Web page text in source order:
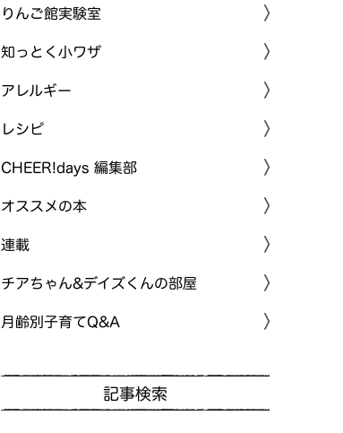
りんご館実験室
知っとく小ワザ
アレルギー
レシピ
CHEER!days 編集部
オススメの本
連載
チアちゃん&デイズくんの部屋
月齢別子育てQ&A
記事検索